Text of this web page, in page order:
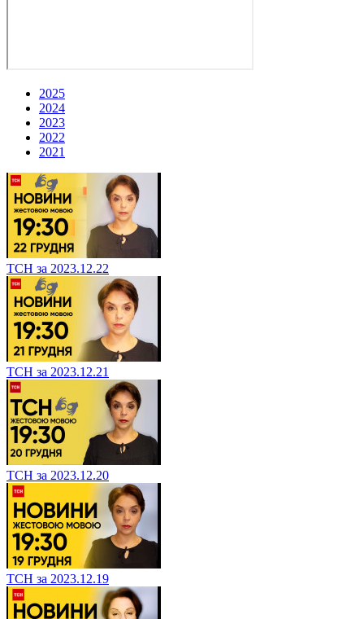
2025
2024
2023
2022
2021
ТСН за 2023.12.22
ТСН за 2023.12.21
ТСН за 2023.12.20
ТСН за 2023.12.19